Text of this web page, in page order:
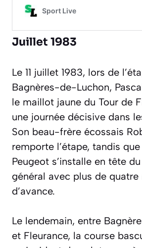
Juillet 1983
Le 11 juillet 1983, lors de
Bagnères-de-Luchon,
le maillot jaune du Tour de
une journée décisive dans
Son beau-frère écossais
remporte l’étape, tandis
Peugeot s’installe en tête
général avec plus de quatre
d’avance.
Le lendemain, entre
et Fleurance, la course